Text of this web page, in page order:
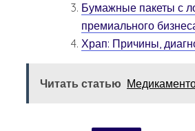
Бумажные пакеты с
премиального
Храп: Причины,
Читать статью